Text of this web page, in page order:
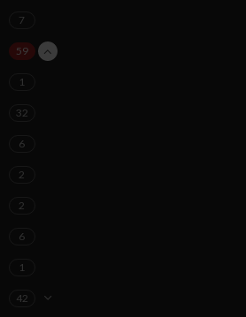
7
59
1
32
6
2
2
6
1
42